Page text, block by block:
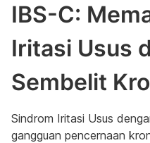
IBS-C:
Iritasi Usus
Sembelit
Sindrom Iritasi Usus
gangguan pencernaan